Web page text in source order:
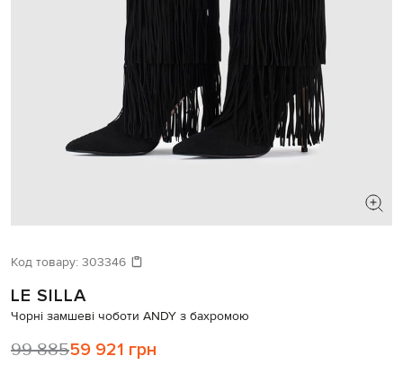
Давайте підберемо щось ще
Схожі товари
Код товару: 303346
LE SILLA
Чорні замшеві чоботи ANDY з бахромою
99 88559 921 грн